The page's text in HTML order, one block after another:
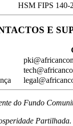
HSM FIPS 140-
E
do Fundo
Partilhada.